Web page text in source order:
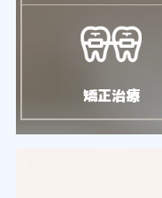
矯正治療